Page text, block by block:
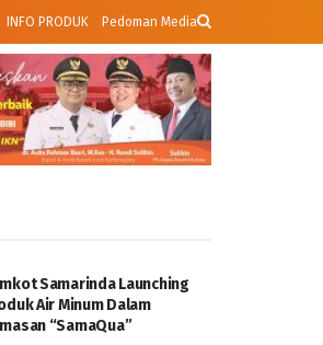
INFO PRODUK Pedoman Media
Samarinda Launching
Air Minum Dalam
“SamaQua”